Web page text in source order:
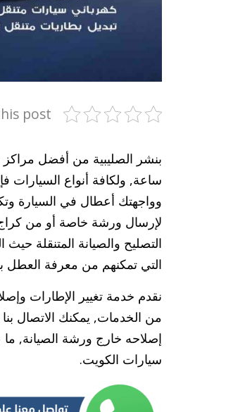
post
ساعة, ولكافة أنواع السيارات
وواجهتك أعطال في السيارة
لإرسال ورشة خاصة أو من كراج
التصليح والصيانة المتنقلة
التي تمكنهم من معرفة العطل
نقدم خدمة تغيير الإطارات
من الخدمات, يمكنك الاتصال
إصلاحه خارج ورشة الصيانة, ما
سيارات الكويت.